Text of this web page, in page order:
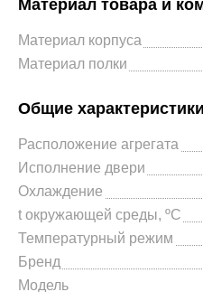
Материал товара и
Материал корпуса
Материал полки
Общие характеристики
Расположение агрегата
Исполнение двери
Охлаждение
t окружающей среды, ºС
Температурный режим
Бренд
Модель